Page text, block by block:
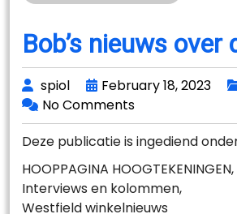
Bob’s nieuws over
spiol February 18, 2023
No Comments
Deze publicatie is ingediend
HOOPPAGINA HOOGTEKENINGEN,
Interviews en kolommen,
Westfield winkelnieuws